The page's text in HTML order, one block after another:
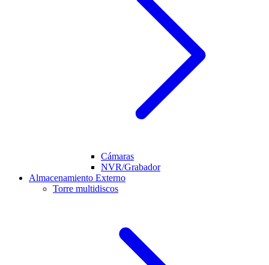
Cámaras
NVR/Grabador
Almacenamiento Externo
Torre multidiscos